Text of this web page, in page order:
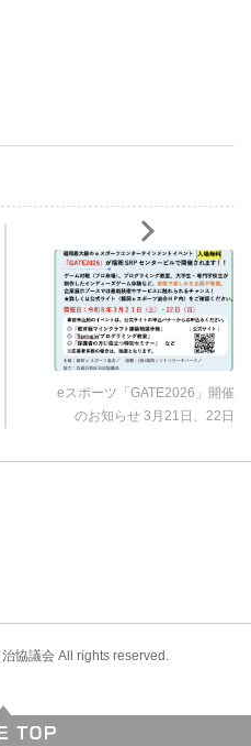
eスポーツ「GATE2026」開催
のお知らせ 3月21日、22日
協議会 All rights reserved.